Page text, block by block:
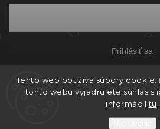
Tento web používa súbory cookie.
tohto webu vyjadrujete súhlas s
informáciítu
Prihlásiť sa
Copyright 2026